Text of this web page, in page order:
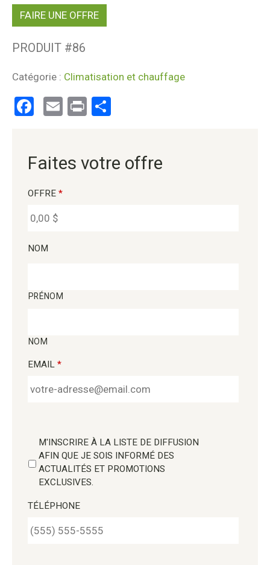
FAIRE UNE OFFRE
PRODUIT #86
Catégorie : Climatisation et chauffage
Facebook
EmailPrint
Faites votre offre
OFFRE *
NOM
PRÉNOM
NOM
EMAIL *
M'INSCRIRE À LA LISTE DE DIFFUSION
AFIN QUE JE SOIS INFORMÉ DES
ACTUALITÉS ET PROMOTIONS
EXCLUSIVES.
TÉLÉPHONE